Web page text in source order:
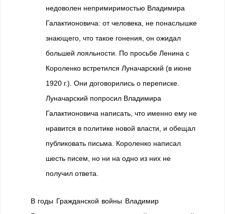
недоволен непримиримостью Владимира
Галактионовича: от человека, не понаслышке
знающего, что такое гонения, он ожидал
большей лояльности. По просьбе Ленина с
Короленко встретился Луначарский (в июне
1920 г.). Они договорились о переписке.
Луначарский попросил Владимира
Галактионовича написать, что именно ему не
нравится в политике новой власти, и обещал
публиковать письма. Короленко написал
шесть писем, но ни на одно из них не
получил ответа.
В годы Гражданской войны Владимир